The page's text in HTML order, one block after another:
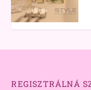
REGISZTRÁLNÁ